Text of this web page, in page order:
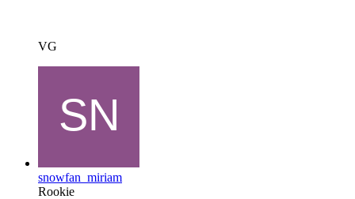
VG
snowfan_miriam
Rookie